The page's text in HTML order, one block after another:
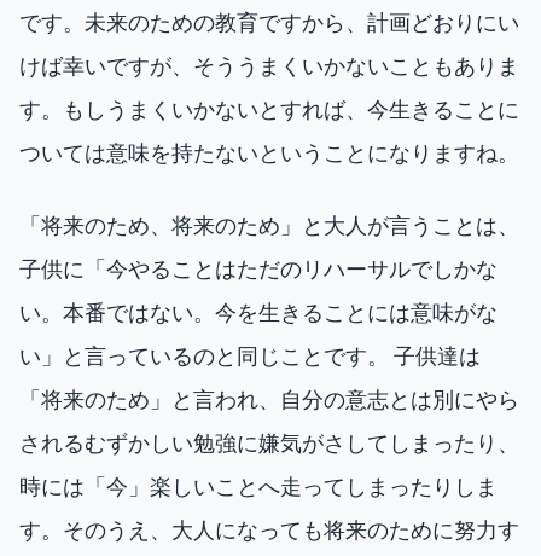
です。未来のための教育ですから、計画どおりにい
けば幸いですが、そううまくいかないこともありま
す。もしうまくいかないとすれば、今生きることに
ついては意味を持たないということになりますね。
「将来のため、将来のため」と大人が言うことは、
子供に「今やることはただのリハーサルでしかな
い。本番ではない。今を生きることには意味がな
い」と言っているのと同じことです。 子供達は
「将来のため」と言われ、自分の意志とは別にやら
されるむずかしい勉強に嫌気がさしてしまったり、
時には「今」楽しいことへ走ってしまったりしま
す。そのうえ、大人になっても将来のために努力す